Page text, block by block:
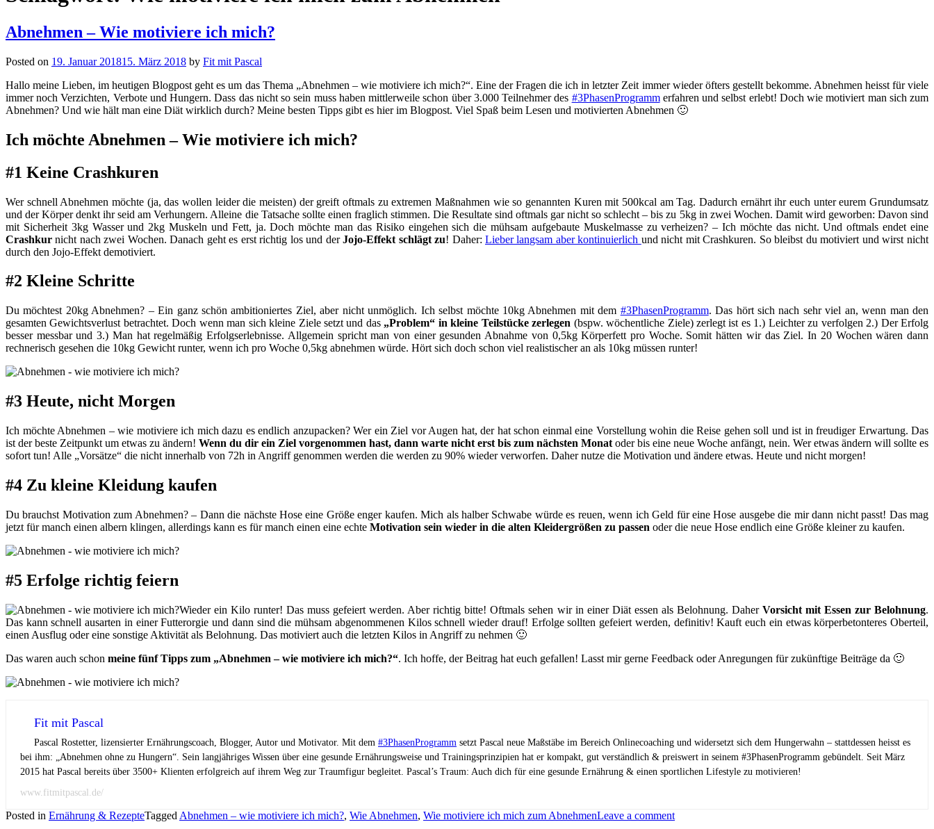
Abnehmen – Wie motiviere ich mich?
Posted on 19. Januar 201815. März 2018 by Fit mit Pascal
Hallo meine Lieben, im heutigen Blogpost geht es um das Thema „Abnehmen – wie motiviere ich mich?“. Eine der Fragen die ich in letzter Zeit immer wieder öfters gestellt bekomme. Abnehmen heisst für viele
immer noch Verzichten, Verbote und Hungern. Dass das nicht so sein muss haben mittlerweile schon über 3.000 Teilnehmer des #3PhasenProgrammerfahren und selbst erlebt! Doch wie motiviert man sich zum
Abnehmen? Und wie hält man eine Diät wirklich durch? Meine besten Tipps gibt es hier im Blogpost. Viel Spaß beim Lesen und motivierten Abnehmen 🙂
Ich möchte Abnehmen – Wie motiviere ich mich?
#1 Keine Crashkuren
Wer schnell Abnehmen möchte (ja, das wollen leider die meisten) der greift oftmals zu extremen Maßnahmen wie so genannten Kuren mit 500kcal am Tag. Dadurch ernährt ihr euch unter eurem Grundumsatz
und der Körper denkt ihr seid am Verhungern. Alleine die Tatsache sollte einen fraglich stimmen. Die Resultate sind oftmals gar nicht so schlecht – bis zu 5kg in zwei Wochen. Damit wird geworben: Davon sind
mit Sicherheit 3kg Wasser und 2kg Muskeln und Fett, ja. Doch möchte man das Risiko eingehen sich die mühsam aufgebaute Muskelmasse zu verheizen? – Ich möchte das nicht. Und oftmals endet eine
Crashkur nicht nach zwei Wochen. Danach geht es erst richtig los und derJojo-Effekt schlägt zu! Daher: Lieber langsam aber kontinuierlich und nicht mit Crashkuren. So bleibst du motiviert und wirst nicht
durch den Jojo-Effekt demotiviert.
#2 Kleine Schritte
Du möchtest 20kg Abnehmen? – Ein ganz schön ambitioniertes Ziel, aber nicht unmöglich. Ich selbst möchte 10kg Abnehmen mit dem #3PhasenProgramm. Das hört sich nach sehr viel an, wenn man den
gesamten Gewichtsverlust betrachtet. Doch wenn man sich kleine Ziele setzt und das „Problem“ in kleine Teilstücke zerlegen (bspw. wöchentliche Ziele) zerlegt ist es 1.) Leichter zu verfolgen 2.) Der Erfolg
besser messbar und 3.) Man hat regelmäßig Erfolgserlebnisse. Allgemein spricht man von einer gesunden Abnahme von 0,5kg Körperfett pro Woche. Somit hätten wir das Ziel. In 20 Wochen wären dann
rechnerisch gesehen die 10kg Gewicht runter, wenn ich pro Woche 0,5kg abnehmen würde. Hört sich doch schon viel realistischer an als 10kg müssen runter!
#3 Heute, nicht Morgen
Ich möchte Abnehmen – wie motiviere ich mich dazu es endlich anzupacken? Wer ein Ziel vor Augen hat, der hat schon einmal eine Vorstellung wohin die Reise gehen soll und ist in freudiger Erwartung. Das
ist der beste Zeitpunkt um etwas zu ändern! Wenn du dir ein Ziel vorgenommen hast, dann warte nicht erst bis zum nächsten Monat oder bis eine neue Woche anfängt, nein. Wer etwas ändern will sollte es
sofort tun! Alle „Vorsätze“ die nicht innerhalb von 72h in Angriff genommen werden die werden zu 90% wieder verworfen. Daher nutze die Motivation und ändere etwas. Heute und nicht morgen!
#4 Zu kleine Kleidung kaufen
Du brauchst Motivation zum Abnehmen? – Dann die nächste Hose eine Größe enger kaufen. Mich als halber Schwabe würde es reuen, wenn ich Geld für eine Hose ausgebe die mir dann nicht passt! Das mag
jetzt für manch einen albern klingen, allerdings kann es für manch einen eine echte Motivation sein wieder in die alten Kleidergrößen zu passen oder die neue Hose endlich eine Größe kleiner zu kaufen.
#5 Erfolge richtig feiern
Wieder ein Kilo runter! Das muss gefeiert werden. Aber richtig bitte! Oftmals sehen wir in einer Diät essen als Belohnung. Daher Vorsicht mit Essen zur Belohnung.
Das kann schnell ausarten in einer Futterorgie und dann sind die mühsam abgenommenen Kilos schnell wieder drauf! Erfolge sollten gefeiert werden, definitiv! Kauft euch ein etwas körperbetonteres Oberteil,
einen Ausflug oder eine sonstige Aktivität als Belohnung. Das motiviert auch die letzten Kilos in Angriff zu nehmen 🙂
Das waren auch schon meine fünf Tipps zum „Abnehmen – wie motiviere ich mich?“. Ich hoffe, der Beitrag hat euch gefallen! Lasst mir gerne Feedback oder Anregungen für zukünftige Beiträge da 🙂
Fit mit Pascal
Pascal Rostetter, lizensierter Ernährungscoach, Blogger, Autor und Motivator. Mit dem #3PhasenProgramm setzt Pascal neue Maßstäbe im Bereich Onlinecoaching und widersetzt sich dem Hungerwahn – stattdessen heisst es
bei ihm: „Abnehmen ohne zu Hungern“. Sein langjähriges Wissen über eine gesunde Ernährungsweise und Trainingsprinzipien hat er kompakt, gut verständlich & preiswert in seinem #3PhasenProgramm gebündelt. Seit März
2015 hat Pascal bereits über 3500+ Klienten erfolgreich auf ihrem Weg zur Traumfigur begleitet. Pascal’s Traum: Auch dich für eine gesunde Ernährung & einen sportlichen Lifestyle zu motivieren!
www.fitmitpascal.de/
Posted in Ernährung & RezepteTagged Abnehmen – wie motiviere ich mich?, Wie Abnehmen, Wie motiviere ich mich zum AbnehmenLeave a comment